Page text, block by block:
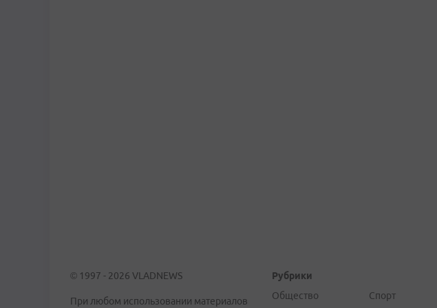
© 1997 - 2026 VLADNEWS
При любом использовании материалов
Рубрики
Общество
Спорт